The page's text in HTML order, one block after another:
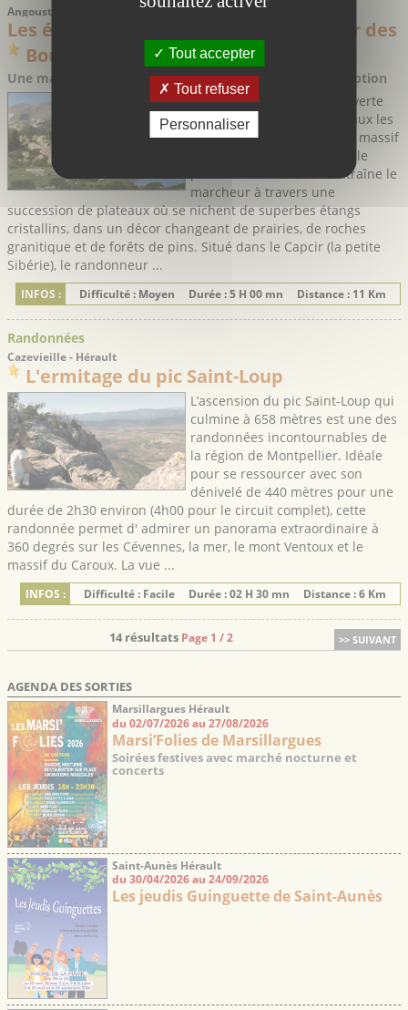
Angoustrine-Villeneuve-des-Escaldes - Pyrénées-Orientales
Les étangs supérieurs du Carlit à partir des
Bouillouses
Une magnifique randonnée dans un site naturel d'exception
Une randonnée à la découverte
de 12 étangs, tous plus beaux les
uns que les autres, dans le massif
classé du Carlit. Cette boucle
particulièrement belle entraîne le
marcheur à travers une
succession de plateaux où se nichent de superbes étangs
cristallins, dans un décor changeant de prairies, de roches
granitique et de forêts de pins. Situé dans le Capcir (la petite
Sibérie), le randonneur ...
INFOS : Difficulté : Moyen Durée : 5 H 00 mn Distance : 11 Km
Randonnées
Cazevieille - Hérault
L'ermitage du pic Saint-Loup
L’ascension du pic Saint-Loup qui
culmine à 658 mètres est une des
randonnées incontournables de
la région de Montpellier. Idéale
pour se ressourcer avec son
dénivelé de 440 mètres pour une
durée de 2h30 environ (4h00 pour le circuit complet), cette
randonnée permet d' admirer un panorama extraordinaire à
360 degrés sur les Cévennes, la mer, le mont Ventoux et le
massif du Caroux. La vue ...
INFOS : Difficulté : Facile Durée : 02 H 30 mn Distance : 6 Km
>> SUIVANT
14 résultats Page 1 / 2
AGENDA DES SORTIES
Marsillargues Hérault
du 02/07/2026 au 27/08/2026
Marsi’Folies de Marsillargues
Soirées festives avec marché nocturne et
concerts
Saint-Aunès Hérault
du 30/04/2026 au 24/09/2026
Les jeudis Guinguette de Saint-Aunès
Tout accepter
Tout refuser
Personnaliser